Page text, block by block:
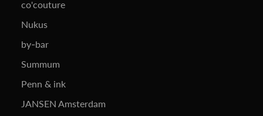
co'couture
Nukus
by-bar
Summum
Penn & ink
JANSEN Amsterdam